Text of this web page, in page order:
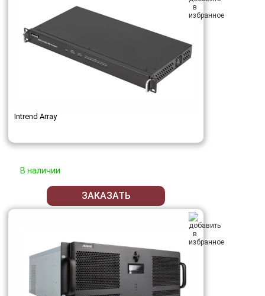
Intrend Array
В наличии
ЗАКАЗАТЬ